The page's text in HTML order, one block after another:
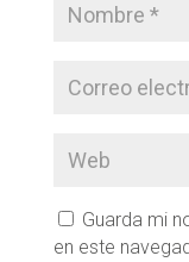
Guarda mi
en este